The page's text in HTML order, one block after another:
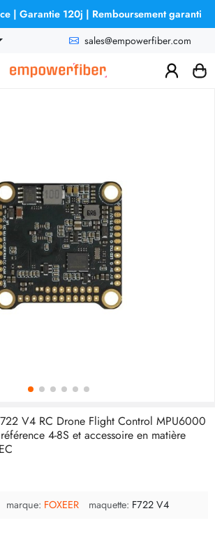
| Garantie 120j | Remboursement garanti
sales@empowerfiber.com
V4 RC Drone Flight Control MPU6000
4-8S et accessoire en matière
marque: FOXEER maquette: F722 V4